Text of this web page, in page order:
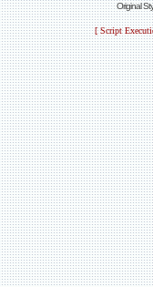
Original
[ Script